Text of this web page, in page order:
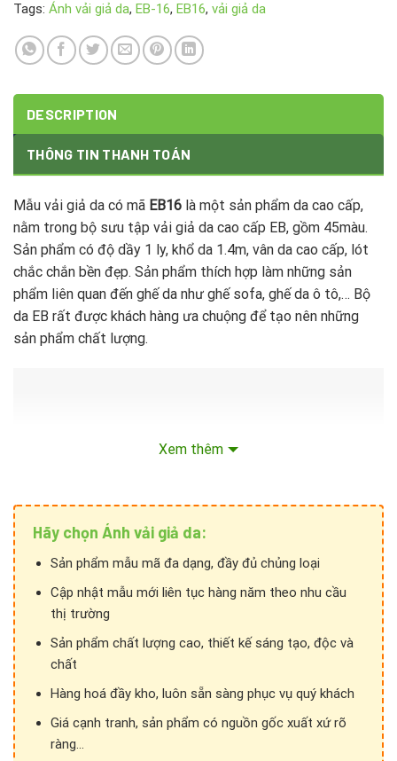
Tags: Ánh vải giả da, EB-16, EB16, vải giả da
DESCRIPTION
THÔNG TIN THANH TOÁN
Mẫu vải giả da có mã EB16 là một sản phẩm da cao cấp,
nằm trong bộ sưu tập vải giả da cao cấp EB, gồm 45màu.
Sản phẩm có độ dầy 1 ly, khổ da 1.4m, vân da cao cấp, lót
chắc chắn bền đẹp. Sản phẩm thích hợp làm những sản
phẩm liên quan đến ghế da như ghế sofa, ghế da ô tô,… Bộ
da EB rất được khách hàng ưa chuộng để tạo nên những
sản phẩm chất lượng.
Xem thêm
Hãy chọn Ánh vải giả da:
Sản phẩm mẫu mã đa dạng, đầy đủ chủng loại
Cập nhật mẫu mới liên tục hàng năm theo nhu cầu
thị trường
Sản phẩm chất lượng cao, thiết kế sáng tạo, độc và
chất
Hàng hoá đầy kho, luôn sẵn sàng phục vụ quý khách
Giá cạnh tranh, sản phẩm có nguồn gốc xuất xứ rõ
ràng...